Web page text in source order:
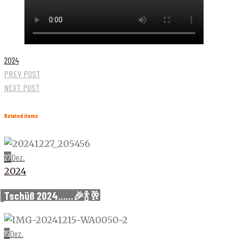
2024
PREV POST
NEXT POST
Related items
27Dez.
2024
Tschüß 2024……🎉🍾🥂
15Dez.